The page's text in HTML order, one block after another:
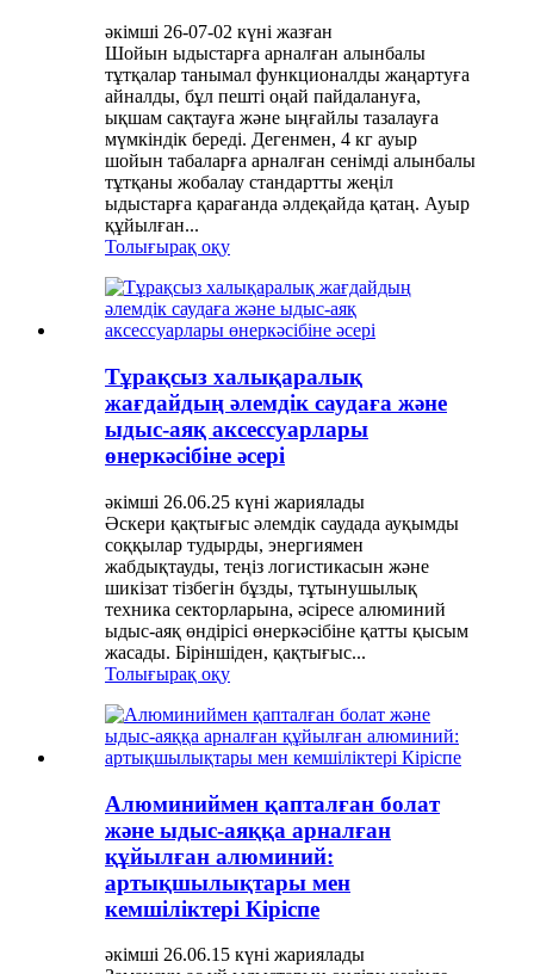
әкімші 26-07-02 күні жазған
Шойын ыдыстарға арналған алынбалы
тұтқалар танымал функционалды жаңартуға
айналды, бұл пешті оңай пайдалануға,
ықшам сақтауға және ыңғайлы тазалауға
мүмкіндік береді. Дегенмен, 4 кг ауыр
шойын табаларға арналған сенімді алынбалы
тұтқаны жобалау стандартты жеңіл
ыдыстарға қарағанда әлдеқайда қатаң. Ауыр
құйылған...
Толығырақ оқу
Тұрақсыз халықаралық
жағдайдың әлемдік саудаға және
ыдыс-аяқ аксессуарлары
өнеркәсібіне әсері
әкімші 26.06.25 күні жариялады
Әскери қақтығыс әлемдік саудада ауқымды
соққылар тудырды, энергиямен
жабдықтауды, теңіз логистикасын және
шикізат тізбегін бұзды, тұтынушылық
техника секторларына, әсіресе алюминий
ыдыс-аяқ өндірісі өнеркәсібіне қатты қысым
жасады. Біріншіден, қақтығыс...
Толығырақ оқу
Алюминиймен қапталған болат
және ыдыс-аяққа арналған
құйылған алюминий:
артықшылықтары мен
кемшіліктері Кіріспе
әкімші 26.06.15 күні жариялады